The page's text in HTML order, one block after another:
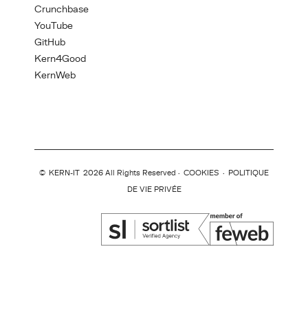
Crunchbase
YouTube
GitHub
Kern4Good
KernWeb
© KERN-IT 2026 All Rights Reserved · COOKIES · POLITIQUE
DE VIE PRIVÉE